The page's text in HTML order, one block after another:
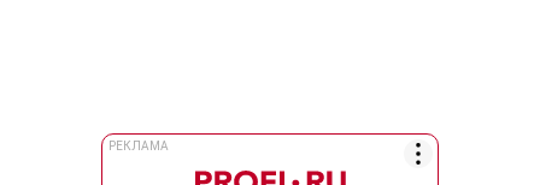
РЕКЛАМА